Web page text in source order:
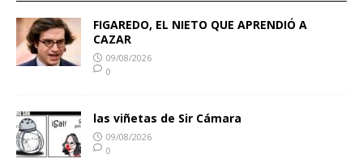
FIGAREDO, EL NIETO QUE APRENDIÓ A
CAZAR
09/08/2026
0
las viñetas de Sir Cámara
09/08/2026
0